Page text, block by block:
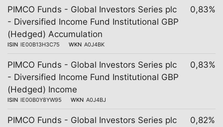
PIMCO Funds - Global Investors Series plc
- Diversified Income Fund Institutional GBP
(Hedged) Accumulation
ISIN IE00B13H3C75 WKN A0J4BK
0,83%
PIMCO Funds - Global Investors Series plc
- Diversified Income Fund Institutional GBP
(Hedged) Income
ISIN IE00B0Y8YW95 WKN A0J4BJ
0,83%
PIMCO Funds - Global Investors Series plc
0,82%